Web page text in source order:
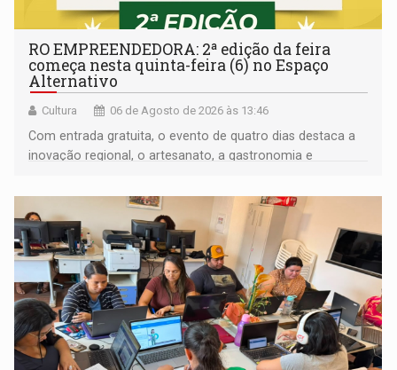
RO EMPREENDEDORA: 2ª edição da feira
começa nesta quinta-feira (6) no Espaço
Alternativo
Cultura 06 de Agosto de 2026 às 13:46
Com entrada gratuita, o evento de quatro dias destaca a
inovação regional, o artesanato, a gastronomia e